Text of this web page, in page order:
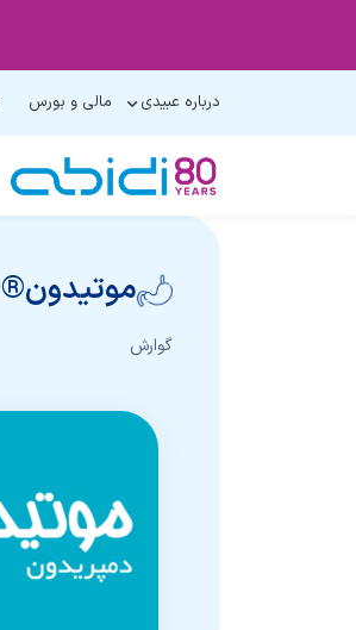
درباره عبیدی مالی و بورس
موتیدون®
گوارش